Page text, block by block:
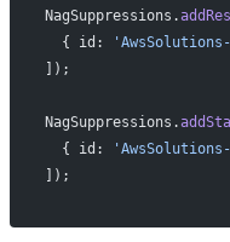
NagSuppressions.
  { id:
]);
NagSuppressions.
  { id:
]);